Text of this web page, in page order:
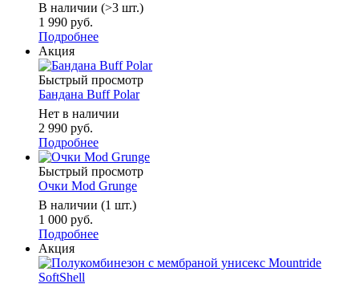
В наличии (>3 шт.)
1 990 руб.
Подробнее
Акция
Быстрый просмотр
Бандана Buff Polar
Нет в наличии
2 990 руб.
Подробнее
Быстрый просмотр
Очки Mod Grunge
В наличии (1 шт.)
1 000 руб.
Подробнее
Акция